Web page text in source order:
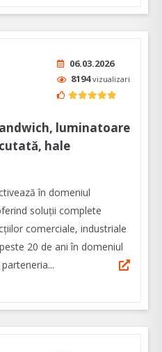
06.03.2026
8194vizualizari
luminatoare
hale
în domeniul
soluții complete
comerciale, industriale
20 de ani în domeniul